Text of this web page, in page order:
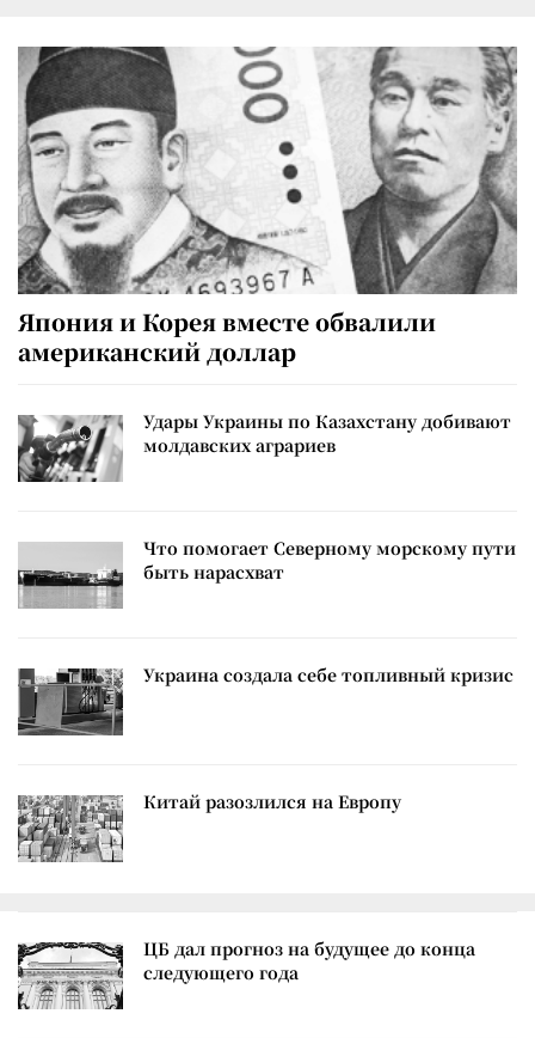
Япония и Корея вместе обвалили
американский доллар
Удары Украины по Казахстану добивают
молдавских аграриев
Что помогает Северному морскому пути
быть нарасхват
Украина создала себе топливный кризис
Китай разозлился на Европу
ЦБ дал прогноз на будущее до конца
следующего года